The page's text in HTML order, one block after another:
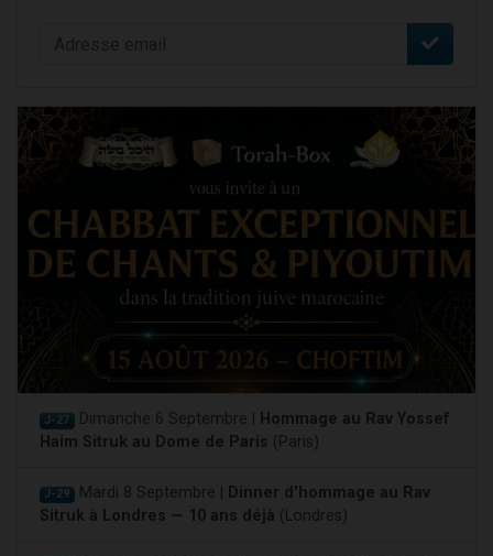
J-27 Dimanche 6 Septembre |
Hommage au Rav Yossef
Haim Sitruk au Dome de Paris (Paris)
J-29 Mardi 8 Septembre |
Dinner d'hommage au Rav
Sitruk à Londres — 10 ans déjà (Londres)